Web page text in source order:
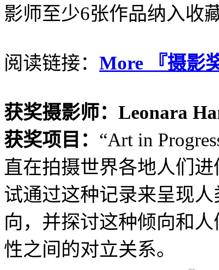
影师至少6张作品纳入收
阅读链接： More 『摄影
获奖摄影师：Leonara
获奖项目： “Art in
直在拍摄世界各地人们
试通过这种记录来呈现
向，并探讨这种倾向和
性之间的对立关系。